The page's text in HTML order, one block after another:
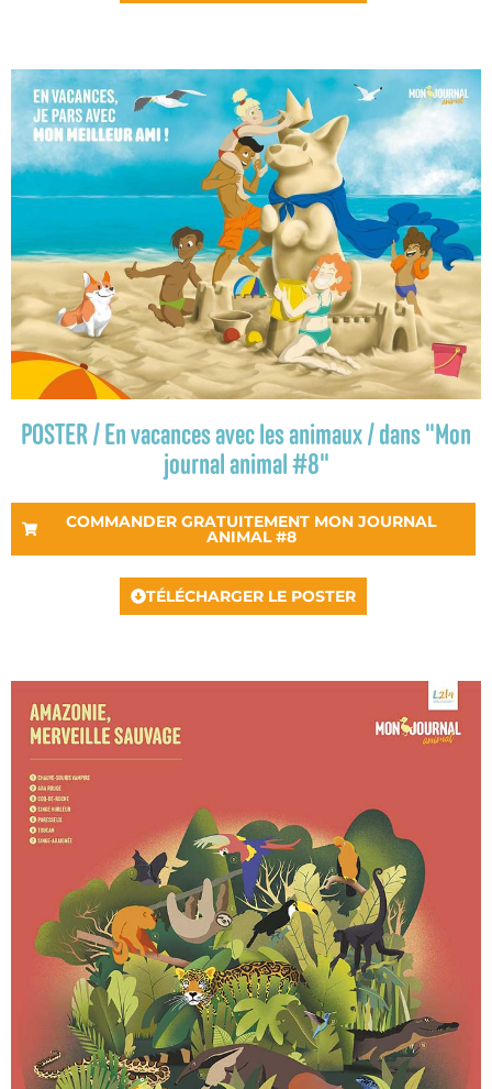
POSTER / En vacances avec les animaux / dans "Mon
journal animal #8"
COMMANDER GRATUITEMENT MON JOURNAL
ANIMAL #8
TÉLÉCHARGER LE POSTER